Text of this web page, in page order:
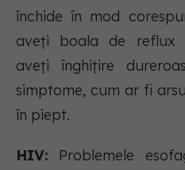
închide în mod
aveți boala de reflux
aveți înghițire
simptome, cum ar fi
în piept.
HIV: Problemele